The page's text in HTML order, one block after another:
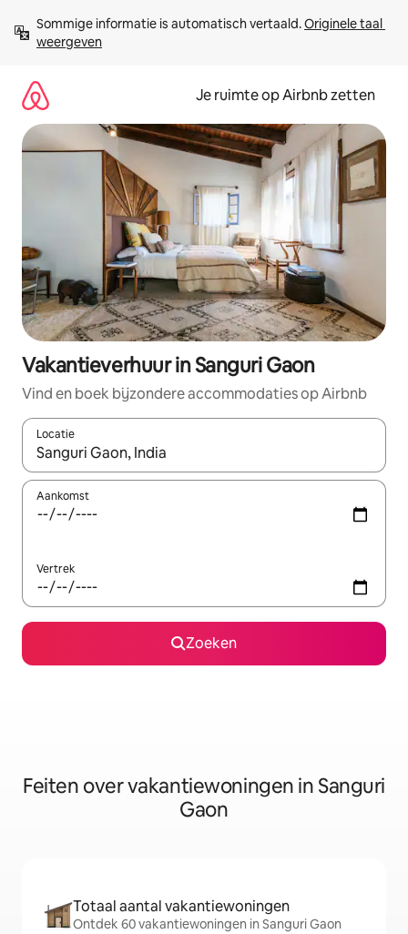
direct
naar
Sommige informatie is automatisch vertaald. Originele taal
weergeven
Je ruimte op Airbnb zetten
Vakantieverhuur in Sanguri Gaon
Vind en boek bijzondere accommodaties op Airbnb
Locatie
Wanneer er suggesties beschikbaar zijn, maak je een keuze
Aankomst
Vertrek
Zoeken
Feiten over vakantiewoningen in Sanguri
Gaon
Totaal aantal vakantiewoningen
Ontdek 60 vakantiewoningen in Sanguri Gaon